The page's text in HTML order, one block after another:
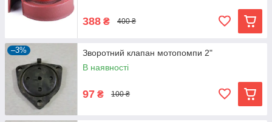
388 ₴ 400 ₴
–3%
Зворотний клапан мотопомпи 2"
В наявності
97 ₴ 100 ₴